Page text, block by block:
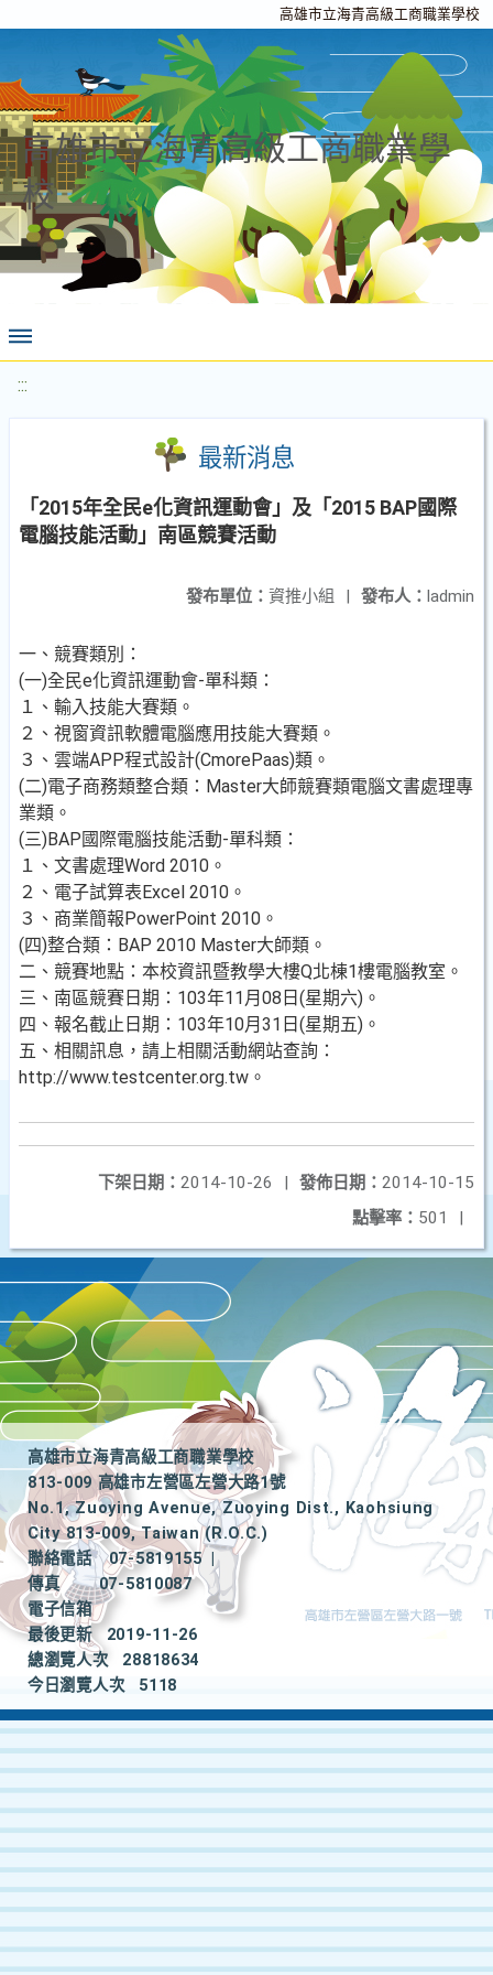
高雄市立海青高級工商職業學校
高雄市立海青高級工商職業學
校
:::
最新消息
「2015年全民e化資訊運動會」及「2015 BAP國際
電腦技能活動」南區競賽活動
發布人： ladmin
發布單位： 資推小組 |
一、競賽類別：
(一)全民e化資訊運動會-單科類：
１、輸入技能大賽類。
２、視窗資訊軟體電腦應用技能大賽類。
３、雲端APP程式設計(CmorePaas)類。
(二)電子商務類整合類：Master大師競賽類電腦文書處理專
業類。
(三)BAP國際電腦技能活動-單科類：
１、文書處理Word 2010。
２、電子試算表Excel 2010。
３、商業簡報PowerPoint 2010。
(四)整合類：BAP 2010 Master大師類。
二、競賽地點：本校資訊暨教學大樓Q北棟1樓電腦教室。
三、南區競賽日期：103年11月08日(星期六)。
四、報名截止日期：103年10月31日(星期五)。
五、相關訊息，請上相關活動網站查詢：
http://www.testcenter.org.tw。
發佈日期： 2014-10-15
下架日期： 2014-10-26
|
點擊率： 501 |
高雄市立海青高級工商職業學校
813-009 高雄市左營區左營大路1號
No.1, Zuoying Avenue, Zuoying Dist., Kaohsiung
City 813-009, Taiwan (R.O.C.)
聯絡電話
07-5819155
|
傳真
07-5810087
電子信箱
最後更新
2019-11-26
總瀏覽人次
28818634
今日瀏覽人次
5118